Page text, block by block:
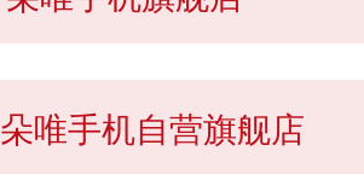
朵唯手机自营旗舰店